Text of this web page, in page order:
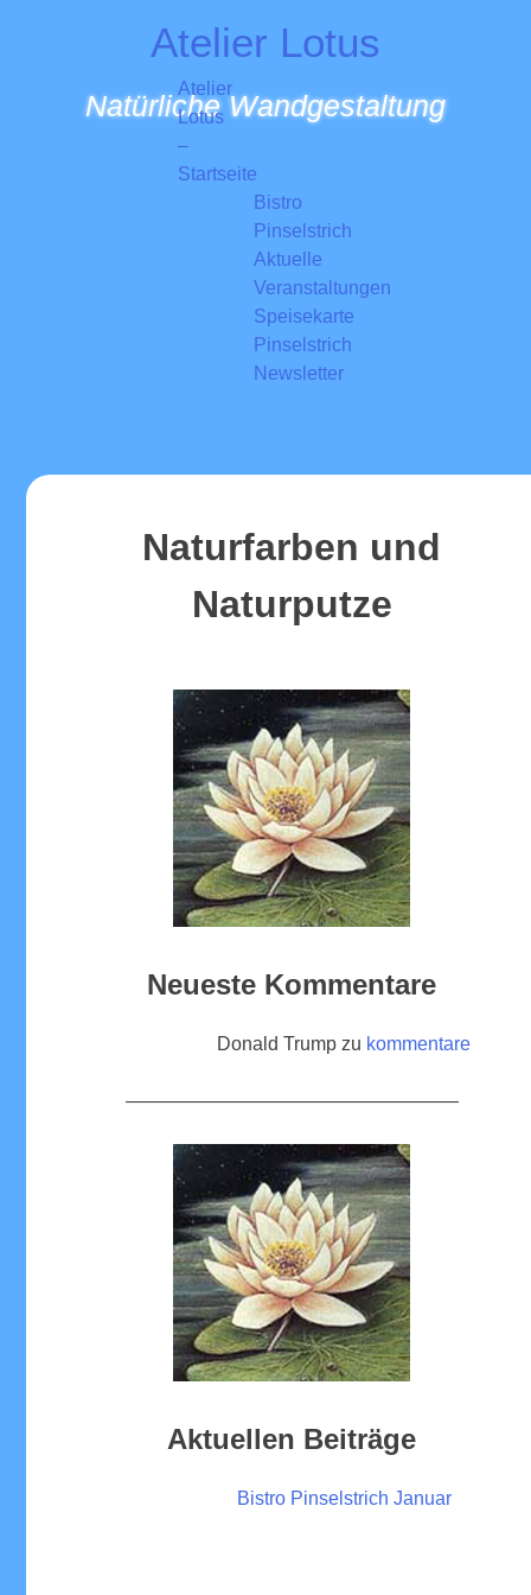
Atelier Lotus
Natürliche Wandgestaltung
Atelier
Lotus
–
Startseite
Bistro
Pinselstrich
Aktuelle
Veranstaltungen
Speisekarte
Pinselstrich
Newsletter
Naturfarben und
Naturputze
Neueste Kommentare
Donald Trump zu kommentare
—————————————————–
Aktuellen Beiträge
Bistro Pinselstrich Januar